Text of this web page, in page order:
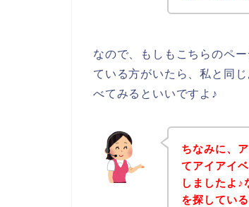
なので、もしもこちらのペ
ている方がいたら、私と同
べてみるといいですよ♪
ちなみに、
てアイアイ
しましたよ♪
を探してい